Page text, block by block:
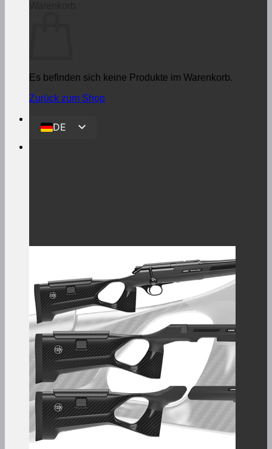
Es befinden sich keine Produkte im Warenkorb.
Zurück zum Shop
DE